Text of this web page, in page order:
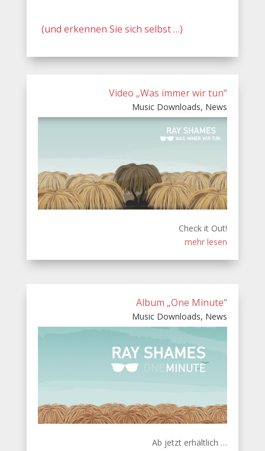
(und erkennen Sie sich selbst …)
Video „Was immer wir tun“
Music Downloads, News
Check it Out!
mehr lesen
Album „One Minute“
Music Downloads, News
Ab jetzt erhältlich …